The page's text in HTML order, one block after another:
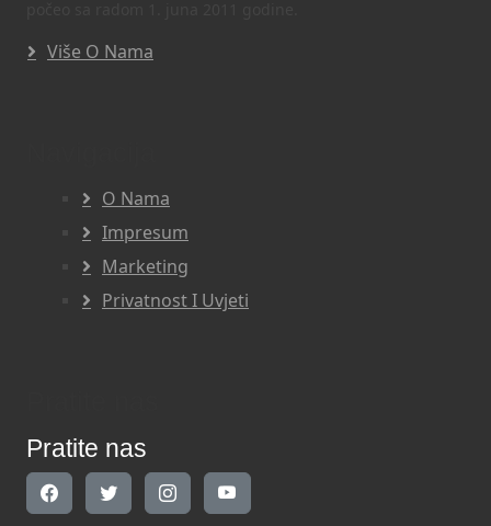
Više O Nama
O Nama
Impresum
Marketing
Privatnost I Uvjeti
Pratite nas